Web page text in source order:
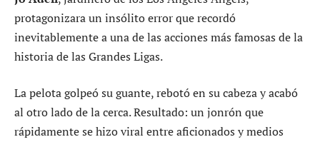
protagonizara un insólito error que recordó
inevitablemente a una de las acciones más famosas de la
historia de las Grandes Ligas.
La pelota golpeó su guante, rebotó en su cabeza y acabó
al otro lado de la cerca. Resultado: un jonrón que
rápidamente se hizo viral entre aficionados y medios